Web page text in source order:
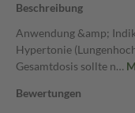
Beschreibung
Anwendung &amp;
Hypertonie
Gesamtdosis sollte n…
Bewertungen